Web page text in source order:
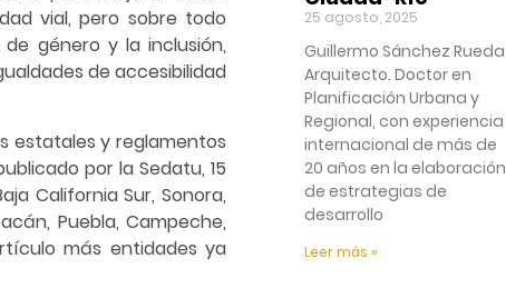
vial, pero sobre todo
género y la inclusión,
de accesibilidad
estatales y reglamentos
por la Sedatu, 15
California Sur, Sonora,
Puebla, Campeche,
más entidades ya
25 agosto, 2025
Guillermo Sánchez Rueda
Arquitecto. Doctor en
Planificación Urbana y
Regional, con experiencia
internacional de más de
20 años en la elaboración
de estrategias de
desarrollo
Leer más »